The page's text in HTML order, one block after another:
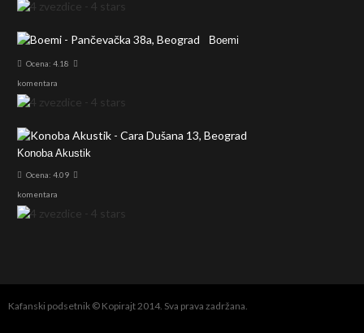
Boemi
Ocena: 4.18
komentara
Konoba Akustik
Ocena: 4.09
komentara
Kafanski podsetnik © Kopirajt 2014. Sva prava zadržana.